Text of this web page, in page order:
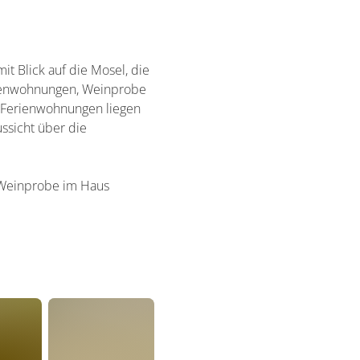
Blick auf die Mosel, die
Weinprobe
liegen
über die
im Haus